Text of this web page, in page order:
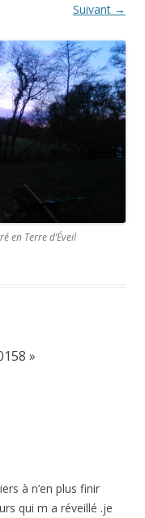
Suivant →
en Terre d’Éveil
»
à n’en plus finir
qui m a réveillé .je